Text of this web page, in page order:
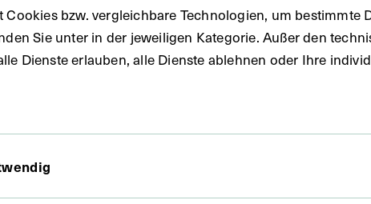
1936
Karton
Cookies bzw. vergleichbare Technologien, um
Sie unter in der jeweiligen Kategorie. Außer den
Dienste erlauben, alle Dienste ablehnen oder Ihre